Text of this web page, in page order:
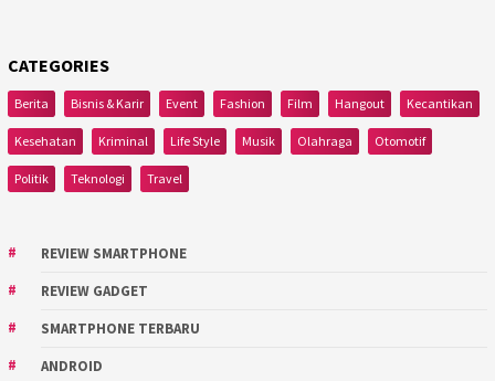
CATEGORIES
Berita Bisnis & Karir Event Fashion Film Hangout Kecantikan
Kesehatan Kriminal Life Style Musik Olahraga Otomotif
Politik Teknologi Travel
REVIEW SMARTPHONE
REVIEW GADGET
SMARTPHONE TERBARU
ANDROID